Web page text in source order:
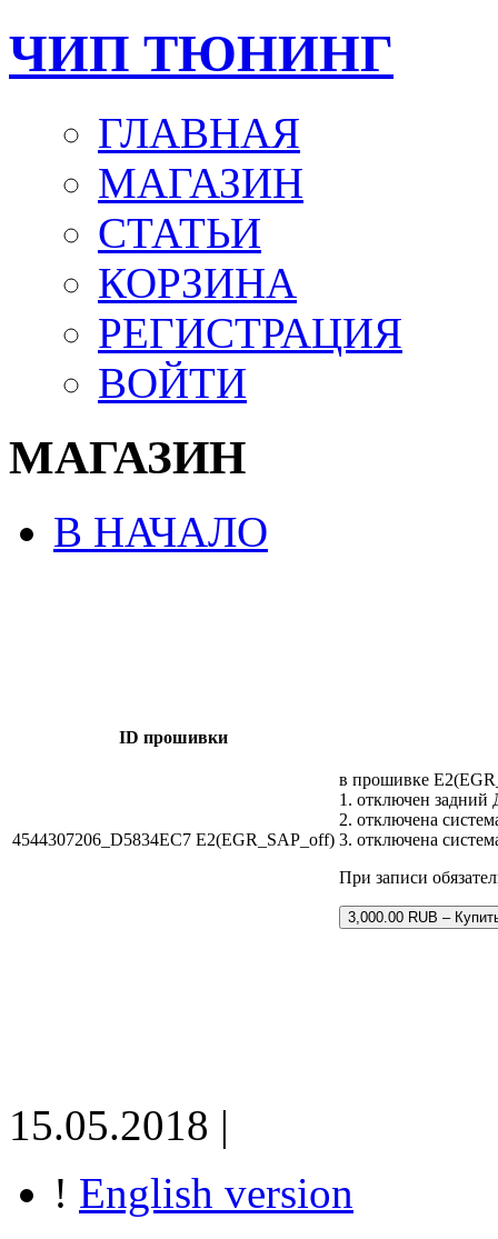
ЧИП ТЮНИНГ
ГЛАВНАЯ
МАГАЗИН
СТАТЬИ
КОРЗИНА
РЕГИСТРАЦИЯ
ВОЙТИ
МАГАЗИН
В НАЧАЛО
ID прошивки
4544307206_D5834EC7 E2(EGR_SAP_off)
в прошивке
1. отключен задний
2. отключена
3. отключена
При записи
3,000.00 RUB –
15.05.2018 |
! English version